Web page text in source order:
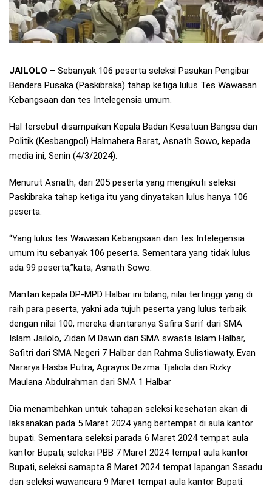
JAILOLO – Sebanyak 106 peserta seleksi Pasukan Pengibar
Bendera Pusaka (Paskibraka) tahap ketiga lulus Tes Wawasan
Kebangsaan dan tes Intelegensia umum.
Hal tersebut disampaikan Kepala Badan Kesatuan Bangsa dan
Politik (Kesbangpol) Halmahera Barat, Asnath Sowo, kepada
media ini, Senin (4/3/2024).
Menurut Asnath, dari 205 peserta yang mengikuti seleksi
Paskibraka tahap ketiga itu yang dinyatakan lulus hanya 106
peserta.
“Yang lulus tes Wawasan Kebangsaan dan tes Intelegensia
umum itu sebanyak 106 peserta. Sementara yang tidak lulus
ada 99 peserta,”kata, Asnath Sowo.
Mantan kepala DP-MPD Halbar ini bilang, nilai tertinggi yang di
raih para peserta, yakni ada tujuh peserta yang lulus terbaik
dengan nilai 100, mereka diantaranya Safira Sarif dari SMA
Islam Jailolo, Zidan M Dawin dari SMA swasta Islam Halbar,
Safitri dari SMA Negeri 7 Halbar dan Rahma Sulistiawaty, Evan
Nararya Hasba Putra, Agrayns Dezma Tjaliola dan Rizky
Maulana Abdulrahman dari SMA 1 Halbar
Dia menambahkan untuk tahapan seleksi kesehatan akan di
laksanakan pada 5 Maret 2024 yang bertempat di aula kantor
bupati. Sementara seleksi parada 6 Maret 2024 tempat aula
kantor Bupati, seleksi PBB 7 Maret 2024 tempat aula kantor
Bupati, seleksi samapta 8 Maret 2024 tempat lapangan Sasadu
dan seleksi wawancara 9 Maret tempat aula kantor Bupati.